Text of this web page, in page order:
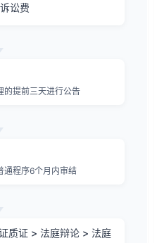
讼费
的提前三天进行公告
通程序6个月内审结
质证 > 法庭辩论 > 法庭